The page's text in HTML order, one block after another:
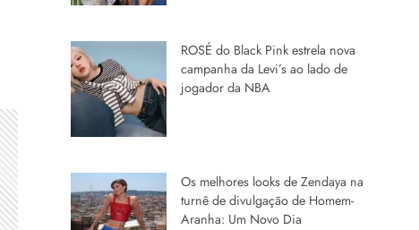
ROSÉ do Black Pink estrela nova
campanha da Levi’s ao lado de
jogador da NBA
Os melhores looks de Zendaya na
turnê de divulgação de Homem-
Aranha: Um Novo Dia